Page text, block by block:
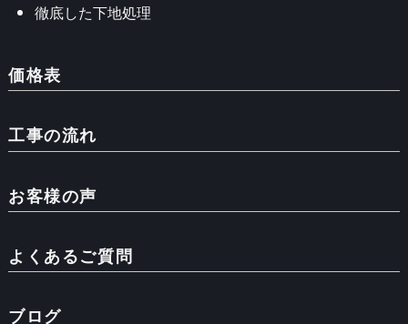
徹底した下地処理
価格表
工事の流れ
お客様の声
よくあるご質問
ブログ